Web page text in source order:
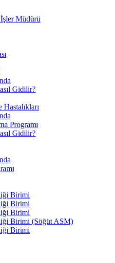
Müdürü
Gidilir?
Hastalıkları
Programı
Gidilir?
Birimi
Birimi
Birimi
Birimi (Söğüt ASM)
Birimi